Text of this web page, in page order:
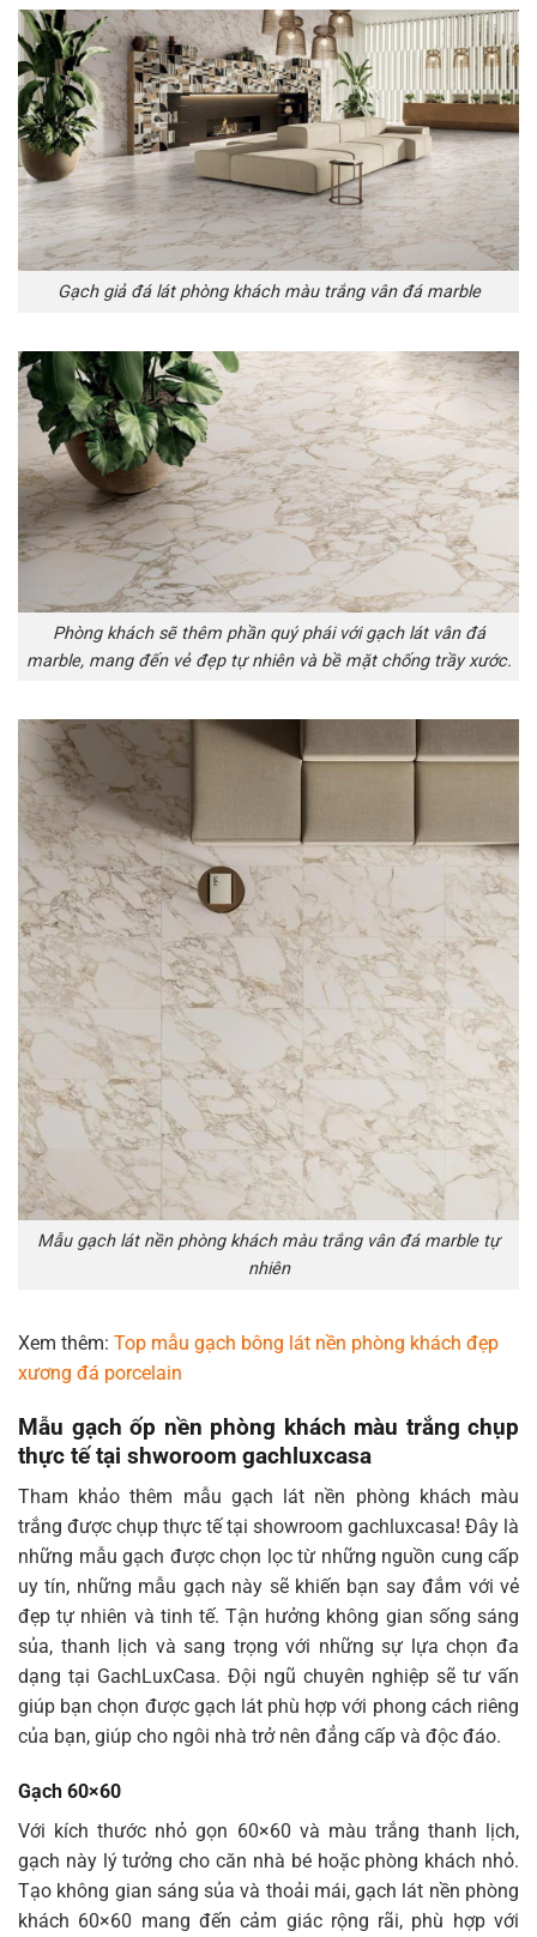
Gạch giả đá lát phòng khách màu trắng vân đá marble
Phòng khách sẽ thêm phần quý phái với gạch lát vân đá
marble, mang đến vẻ đẹp tự nhiên và bề mặt chống trầy xước.
Mẫu gạch lát nền phòng khách màu trắng vân đá marble tự
nhiên
Xem thêm: Top mẫu gạch bông lát nền phòng khách đẹp
xương đá porcelain
Mẫu gạch ốp nền phòng khách màu trắng chụp
thực tế tại shworoom gachluxcasa
Tham khảo thêm mẫu gạch lát nền phòng khách màu
trắng được chụp thực tế tại showroom gachluxcasa! Đây là
những mẫu gạch được chọn lọc từ những nguồn cung cấp
uy tín, những mẫu gạch này sẽ khiến bạn say đắm với vẻ
đẹp tự nhiên và tinh tế. Tận hưởng không gian sống sáng
sủa, thanh lịch và sang trọng với những sự lựa chọn đa
dạng tại GachLuxCasa. Đội ngũ chuyên nghiệp sẽ tư vấn
giúp bạn chọn được gạch lát phù hợp với phong cách riêng
của bạn, giúp cho ngôi nhà trở nên đẳng cấp và độc đáo.
Gạch 60×60
Với kích thước nhỏ gọn 60×60 và màu trắng thanh lịch,
gạch này lý tưởng cho căn nhà bé hoặc phòng khách nhỏ.
Tạo không gian sáng sủa và thoải mái, gạch lát nền phòng
khách 60×60 mang đến cảm giác rộng rãi, phù hợp với